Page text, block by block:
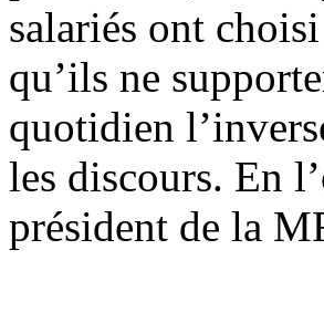
salariés ont
qu’ils ne
quotidien
les discours. En
président de la